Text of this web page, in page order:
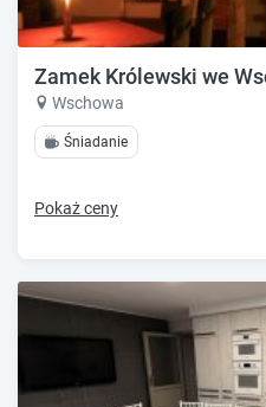
Zamek Królewski we
Wschowa
Śniadanie
Pokaż ceny